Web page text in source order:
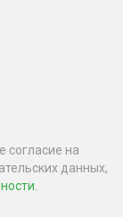
согласие на
данных,